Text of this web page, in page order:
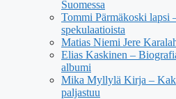
Suomessa
Tommi Pärmäkoski lapsi
spekulaatioista
Matias Niemi Jere
Elias Kaskinen –
albumi
Mika Myllylä Kirja –
paljastuu